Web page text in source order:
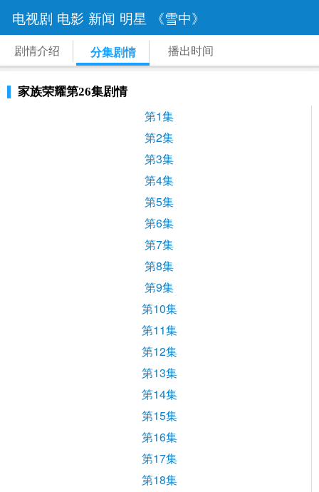
电视剧 电影 新闻 明星 《雪中》
剧情介绍 分集剧情 播出时间
家族荣耀第26集剧情
第1集
第2集
第3集
第4集
第5集
第6集
第7集
第8集
第9集
第10集
第11集
第12集
第13集
第14集
第15集
第16集
第17集
第18集